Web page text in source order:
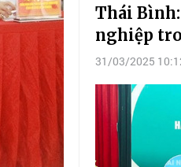
Thái
nghiệp
31/03/2025